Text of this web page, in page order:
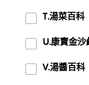
T.湯菜百科
U.康寶金
V.湯醬百科